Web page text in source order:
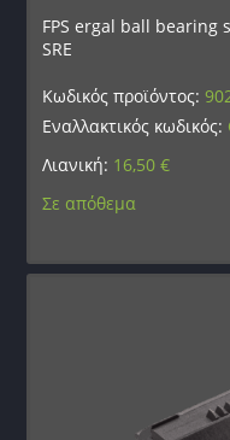
FPS ergal ball bearing
SRE
Κωδικός προϊόντος:
Εναλλακτικός κωδικός:
Λιανική: 16,50€
Σε απόθεμα